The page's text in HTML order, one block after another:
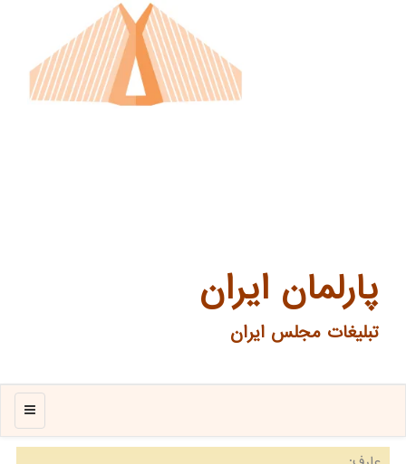
پارلمان ایران
تبلیغات مجلس ایران
منو